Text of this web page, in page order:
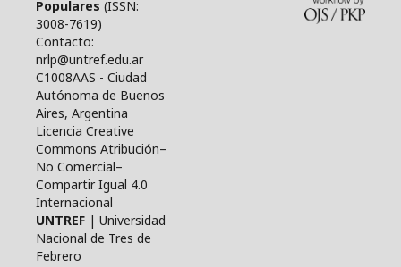
Populares (ISSN:
3008-7619)
Contacto:
nrlp@untref.edu.ar
C1008AAS - Ciudad
Autónoma de Buenos
Aires, Argentina
Licencia Creative
Commons Atribución–
No Comercial–
Compartir Igual 4.0
Internacional
UNTREF | Universidad
Nacional de Tres de
Febrero